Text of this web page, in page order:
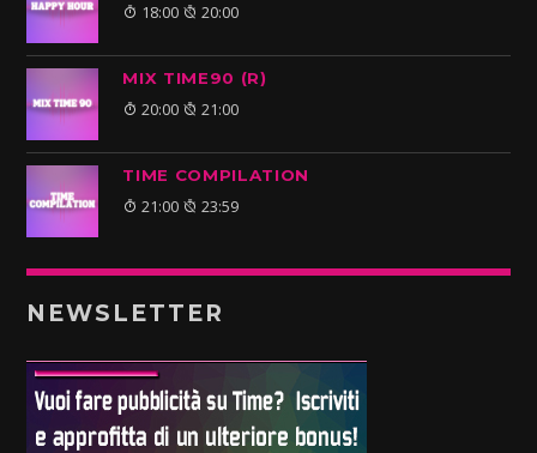
18:00 20:00
MIX TIME90 (R)
20:00 21:00
TIME COMPILATION
21:00 23:59
NEWSLETTER